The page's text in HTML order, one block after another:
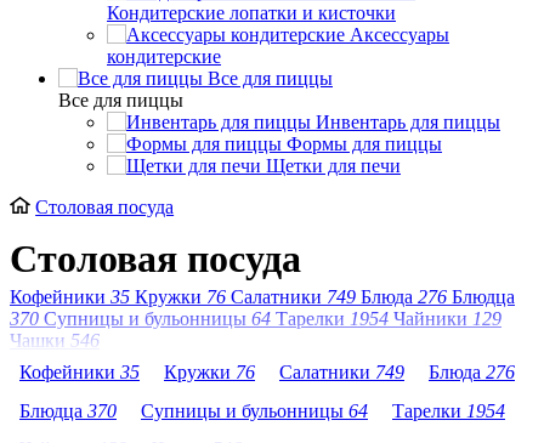
Кондитерские лопатки и кисточки
Аксессуары
кондитерские
Все для пиццы
Все для пиццы
Инвентарь для пиццы
Формы для пиццы
Щетки для печи
Столовая посуда
Столовая посуда
Кофейники 35 Кружки 76 Салатники 749 Блюда 276 Блюдца
370 Супницы и бульонницы 64 Тарелки 1954 Чайники 129
Чашки 546
Кофейники 35 Кружки 76 Салатники 749 Блюда 276
Блюдца 370 Супницы и бульонницы 64 Тарелки 1954